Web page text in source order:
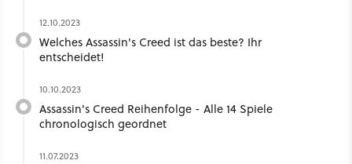
12.10.2023
Welches Assassin's Creed ist das beste? Ihr
entscheidet!
10.10.2023
Assassin's Creed Reihenfolge - Alle 14 Spiele
chronologisch geordnet
11.07.2023